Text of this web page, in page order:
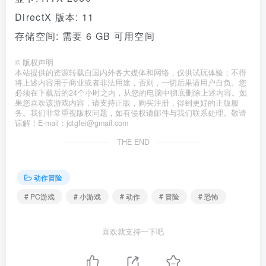
DirectX 版本: 11
存储空间: 需要 6 GB 可用空间
© 版权声明
本站提供的资源转载自国内外各大媒体和网络，仅供试玩体验；不得
将上述内容用于商业或者非法用途，否则，一切后果请用户自负。您
必须在下载后的24个小时之内，从您的电脑中彻底删除上述内容。如
果您喜欢该游戏内容，请支持正版，购买注册，得到更好的正版服
务。我们非常重视版权问题，如有侵权请邮件与我们联系处理。敬请
谅解！E-mail：jctgfei@gmail.com
THE END
动作冒险
# PC游戏
# 小游戏 # 动作 # 冒险 # 恐怖
喜欢就支持一下吧